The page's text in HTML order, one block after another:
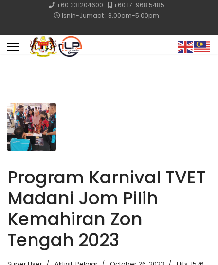
+60 331204600
+60 17-968 5485
Isnin-Jumaat : 8.00am-5.00pm
Program Karnival TVET
Madani Jom Pilih
Kemahiran Zon
Tengah 2023